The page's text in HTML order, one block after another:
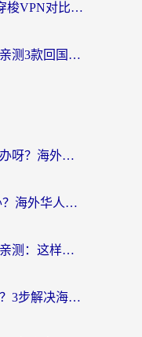
Quickback VPN好用吗？和穿梭VPN对比哪个回国效果更好？海外党必看的真实测评与选择指南
穿梭和快喵好用吗？海外党亲测3款回国加速器，附日本回国VPN避坑指南
汽水到国外不能用了吗怎么办呀？海外党追剧看片的救星在这里！
音悦Tai在瑞典用不了怎么办？海外华人追剧听歌的实用指南
优酷境外地域限制？海外党亲测：这样看国内剧再也不卡（附3个实用场景解决）
香港西瓜视频看不了怎么办？3步解决海外追剧难题，附靠谱加速器推荐